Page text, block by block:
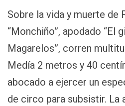
Sobre la vida y muerte de
“Monchiño”, apodado “El
Magarelos”, corren
Medía 2 metros y 40
abocado a ejercer un
de circo para subsistir. La